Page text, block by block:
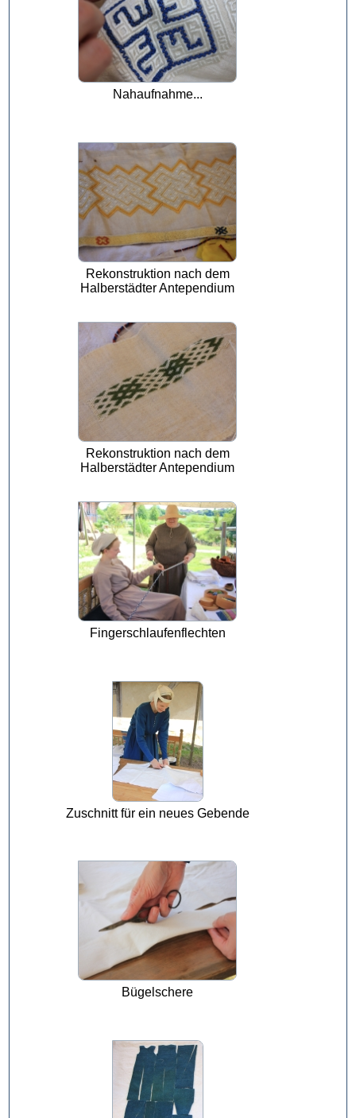
Nahaufnahme...
Rekonstruktion nach dem
Halberstädter Antependium
Rekonstruktion nach dem
Halberstädter Antependium
Fingerschlaufenflechten
Zuschnitt für ein neues Gebende
Bügelschere